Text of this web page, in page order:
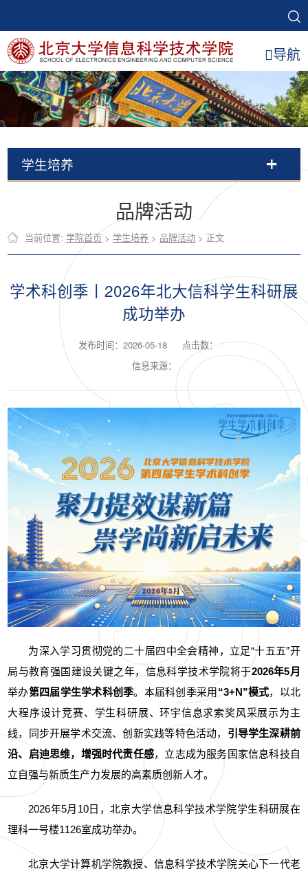
导航
学生培养
品牌活动
当前位置:学院首页 >学生培养 > 品牌活动 > 正文
学术科创季丨2026年北大信科学生科研展
成功举办
发布时间：2026-05-18
点击数：
信息来源：
为深入学习贯彻党的二十届四中全会精神，立足“十五五”开
局与教育强国建设关键之年，信息科学技术学院将于2026年5月
举办第四届学生学术科创季。本届科创季采用 “3+N”模式，以北
大程序设计竞赛、学生科研展、环宇信息求索奖风采展示为主
线，同步开展学术交流、创新实践等特色活动， 引导学生深耕前
沿、启迪思维，增强时代责任感，立志成为服务国家信息科技自
立自强与新质生产力发展的高素质创新人才。
2026年5月10日，北京大学信息科学技术学院学生科研展在
理科一号楼1126室成功举办。
北京大学计算机学院教授、信息科学技术学院关心下一代老